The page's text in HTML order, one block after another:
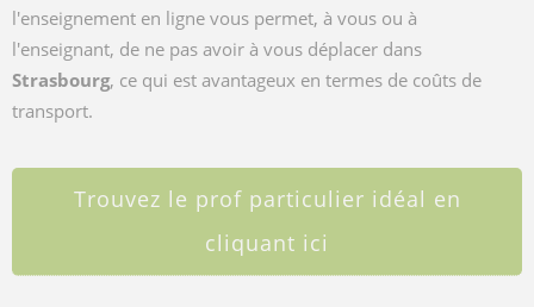
l'enseignement en ligne vous permet, à vous ou à
l'enseignant, de ne pas avoir à vous déplacer dans
Strasbourg, ce qui est avantageux en termes de coûts de
transport.
Trouvez le prof particulier idéal en
cliquant ici